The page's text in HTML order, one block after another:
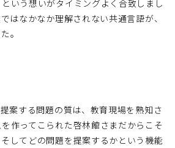
いう想いがタイミングよく合致しまし
はなかなか理解されない共通言語が、
。
案する問題の質は、教育現場を熟知さ
作ってこられた啓林館さまだからこそ
してどの問題を提案するかという機能